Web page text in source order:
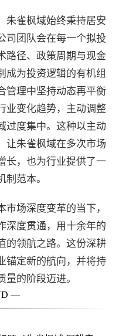
朱雀枫域始终秉持居安
司团队会在每一个拟投
路径、政策周期与现金
成为投资逻辑的有机组
管理中坚持动态再平衡
业变化趋势，主动调整
过度集中。这种以主动
让朱雀枫域在多次市场
长，也为行业提供了一
范本。
场深度变革的当下，
深度贯通，用十余年的
的领航之路。这份深耕
锚定新的航向，并将持
的阶段迈进。
—